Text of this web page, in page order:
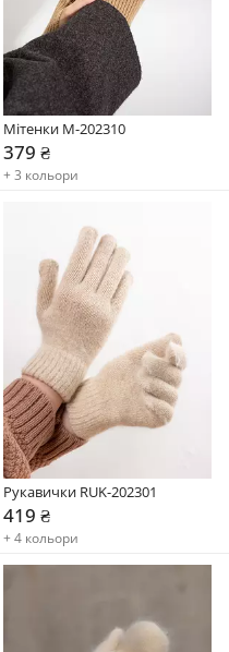
Мітенки M-202310
379 ₴
+ 3 кольори
Рукавички RUK-202301
419 ₴
+ 4 кольори